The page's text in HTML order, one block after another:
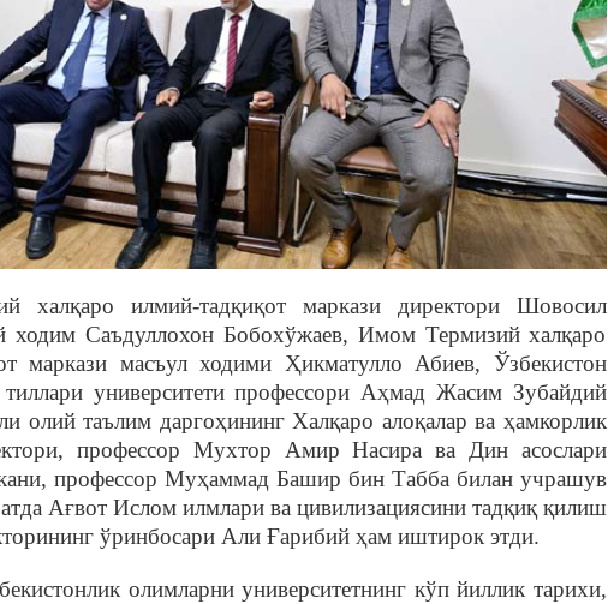
халқаро илмий-тадқиқот маркази директори Шовосил
ходим Саъдуллохон Бобохўжаев, Имом Термизий халқаро
маркази масъул ходими Ҳикматулло Абиев, Ўзбекистон
университети профессори Аҳмад Жасим Зубайдий
олий таълим даргоҳининг Халқаро алоқалар ва ҳамкорлик
профессор Мухтор Амир Насира ва Дин асослари
профессор Муҳаммад Башир бин Табба билан учрашув
Ағвот Ислом илмлари ва цивилизациясини тадқиқ қилиш
ўринбосари Али Ғарибий ҳам иштирок этди.
олимларни университетнинг кўп йиллик тарихи,